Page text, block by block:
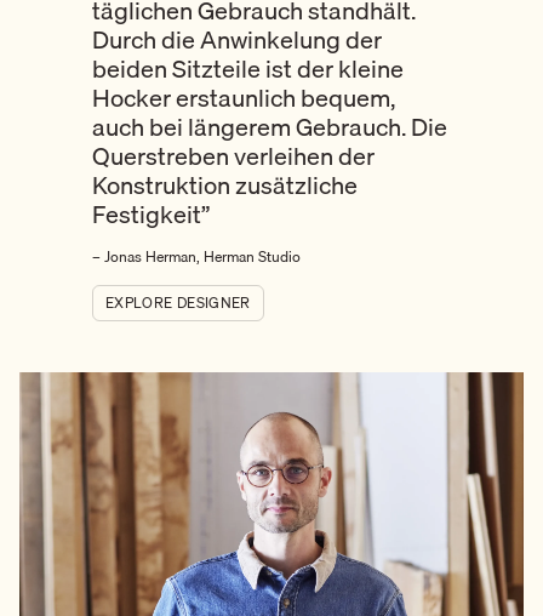
täglichen Gebrauch standhält.
Durch die Anwinkelung der
beiden Sitzteile ist der kleine
Hocker erstaunlich bequem,
auch bei längerem Gebrauch. Die
Querstreben verleihen der
Konstruktion zusätzliche
Festigkeit”
– Jonas Herman, Herman Studio
EXPLORE DESIGNER